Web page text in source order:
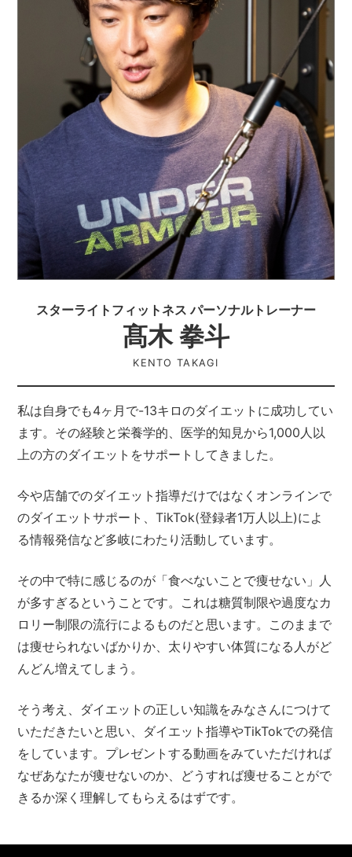
スターライトフィットネス パーソナルトレーナー
髙木 拳斗
KENTO TAKAGI
私は自身でも4ヶ月で-13キロのダイエットに成功してい
ます。その経験と栄養学的、医学的知見から1,000人以
上の方のダイエットをサポートしてきました。
今や店舗でのダイエット指導だけではなくオンラインで
のダイエットサポート、TikTok(登録者1万人以上)によ
る情報発信など多岐にわたり活動しています。
その中で特に感じるのが「食べないことで痩せない」人
が多すぎるということです。これは糖質制限や過度なカ
ロリー制限の流行によるものだと思います。このままで
は痩せられないばかりか、太りやすい体質になる人がど
んどん増えてしまう。
そう考え、ダイエットの正しい知識をみなさんにつけて
いただきたいと思い、ダイエット指導やTikTokでの発信
をしています。プレゼントする動画をみていただければ
なぜあなたが痩せないのか、どうすれば痩せることがで
きるか深く理解してもらえるはずです。